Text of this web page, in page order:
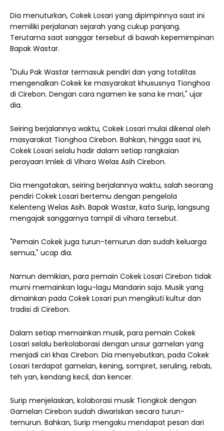
Dia menuturkan, Cokek Losari yang dipimpinnya saat ini
memiliki perjalanan sejarah yang cukup panjang.
Terutama saat sanggar tersebut di bawah kepemimpinan
Bapak Wastar.
"Dulu Pak Wastar termasuk pendiri dan yang totalitas
mengenalkan Cokek ke masyarakat khususnya Tionghoa
di Cirebon. Dengan cara ngamen ke sana ke mari," ujar
dia.
Seiring berjalannya waktu, Cokek Losari mulai dikenal oleh
masyarakat Tionghoa Cirebon. Bahkan, hingga saat ini,
Cokek Losari selalu hadir dalam setiap rangkaian
perayaan Imlek di Vihara Welas Asih Cirebon.
Dia mengatakan, seiring berjalannya waktu, salah seorang
pendiri Cokek Losari bertemu dengan pengelola
Kelenteng Welas Asih. Bapak Wastar, kata Surip, langsung
mengajak sanggarnya tampil di vihara tersebut.
"Pemain Cokek juga turun-temurun dan sudah keluarga
semua," ucap dia.
Namun demikian, para pemain Cokek Losari Cirebon tidak
murni memainkan lagu-lagu Mandarin saja. Musik yang
dimainkan pada Cokek Losari pun mengikuti kultur dan
tradisi di Cirebon.
Dalam setiap memainkan musik, para pemain Cokek
Losari selalu berkolaborasi dengan unsur gamelan yang
menjadi ciri khas Cirebon. Dia menyebutkan, pada Cokek
Losari terdapat gamelan, kening, sompret, seruling, rebab,
teh yan, kendang kecil, dan kencer.
Surip menjelaskan, kolaborasi musik Tiongkok dengan
Gamelan Cirebon sudah diwariskan secara turun-
temurun. Bahkan, Surip mengaku mendapat pesan dari